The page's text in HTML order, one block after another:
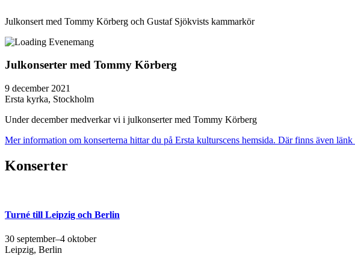
Julkonsert med Tommy Körberg och Gustaf Sjökvists kammarkör
Julkonserter med Tommy Körberg
9 december 2021
Ersta kyrka, Stockholm
Under december medverkar vi i julkonserter med Tommy Körberg
Mer information om konserterna hittar du på Ersta kulturscens hemsida. Där finns även
Konserter
Turné till Leipzig och Berlin
30 september–4 oktober
Leipzig, Berlin